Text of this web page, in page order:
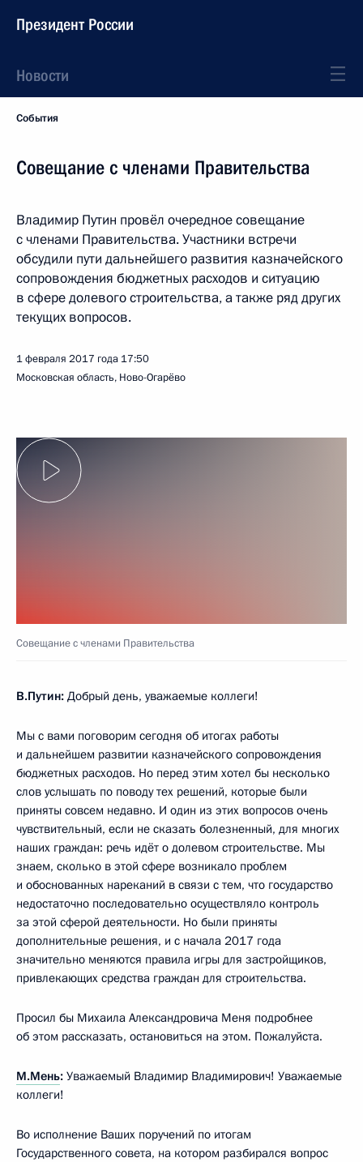
Президент России
Новости
События
Совещание с членами Правительства
Владимир Путин провёл очередное совещание
с членами Правительства. Участники встречи
обсудили пути дальнейшего развития казначейского
сопровождения бюджетных расходов и ситуацию
в сфере долевого строительства, а также ряд других
текущих вопросов.
1 февраля 2017 года 17:50
Московская область, Ново-Огарёво
Совещание с членами Правительства
В.Путин: Добрый день, уважаемые коллеги!
Мы с вами поговорим сегодня об итогах работы
и дальнейшем развитии казначейского сопровождения
бюджетных расходов. Но перед этим хотел бы несколько
слов услышать по поводу тех решений, которые были
приняты совсем недавно. И один из этих вопросов очень
чувствительный, если не сказать болезненный, для многих
наших граждан: речь идёт о долевом строительстве. Мы
знаем, сколько в этой сфере возникало проблем
и обоснованных нареканий в связи с тем, что государство
недостаточно последовательно осуществляло контроль
за этой сферой деятельности. Но были приняты
дополнительные решения, и с начала 2017 года
значительно меняются правила игры для застройщиков,
привлекающих средства граждан для строительства.
Просил бы Михаила Александровича Меня подробнее
об этом рассказать, остановиться на этом. Пожалуйста.
М.Мень: Уважаемый Владимир Владимирович! Уважаемые
коллеги!
Во исполнение Ваших поручений по итогам
Государственного совета, на котором разбирался вопрос